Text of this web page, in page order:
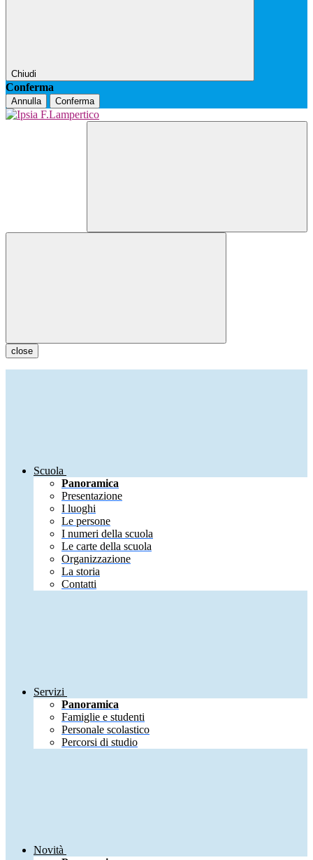
Chiudi
Conferma
Annulla Conferma
close
Scuola
Panoramica
Presentazione
I luoghi
Le persone
I numeri della scuola
Le carte della scuola
Organizzazione
La storia
Contatti
Servizi
Panoramica
Famiglie e studenti
Personale scolastico
Percorsi di studio
Novità